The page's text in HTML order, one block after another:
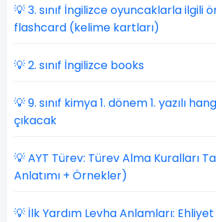
💡 3. sınıf İngilizce oyuncaklarla ilgili
flashcard (kelime kartları)
💡 2. sınıf İngilizce books
💡 9. sınıf kimya 1. dönem 1. yazılı
çıkacak
💡 AYT Türev: Türev Alma Kuralları
Anlatımı + Örnekler)
💡 İlk Yardım Levha Anlamları: Ehliyet